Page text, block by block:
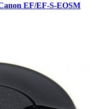
EF/EF-S-EOSM